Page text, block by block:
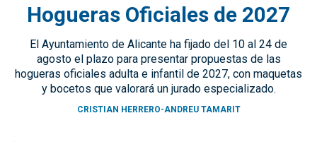
Hogueras Oficiales de 2027
El Ayuntamiento de Alicante ha fijado del 10 al 24 de
agosto el plazo para presentar propuestas de las
hogueras oficiales adulta e infantil de 2027, con maquetas
y bocetos que valorará un jurado especializado.
CRISTIAN HERRERO-ANDREU TAMARIT